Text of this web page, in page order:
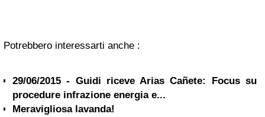
Potrebbero interessarti anche :
29/06/2015 - Guidi riceve Arias Cañete: Focus su
procedure infrazione energia e...
Meravigliosa lavanda!